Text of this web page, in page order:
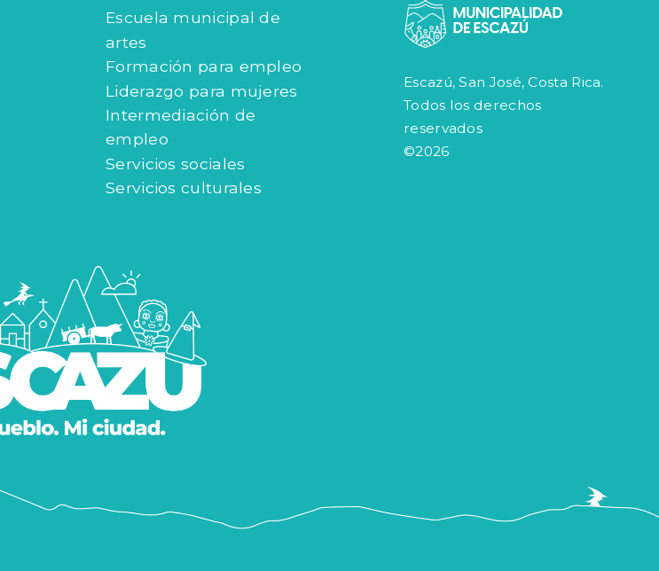
Escuela municipal de
artes
Formación para empleo
Liderazgo para mujeres
Intermediación de
empleo
Servicios sociales
Servicios culturales
Escazú, San José, Costa Rica.
Todos los derechos
reservados
©2026